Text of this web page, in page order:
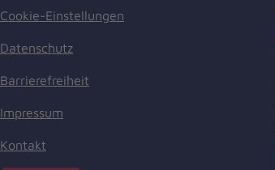
Cookie-Einstellungen
Datenschutz
Barrierefreiheit
Impressum
Kontakt